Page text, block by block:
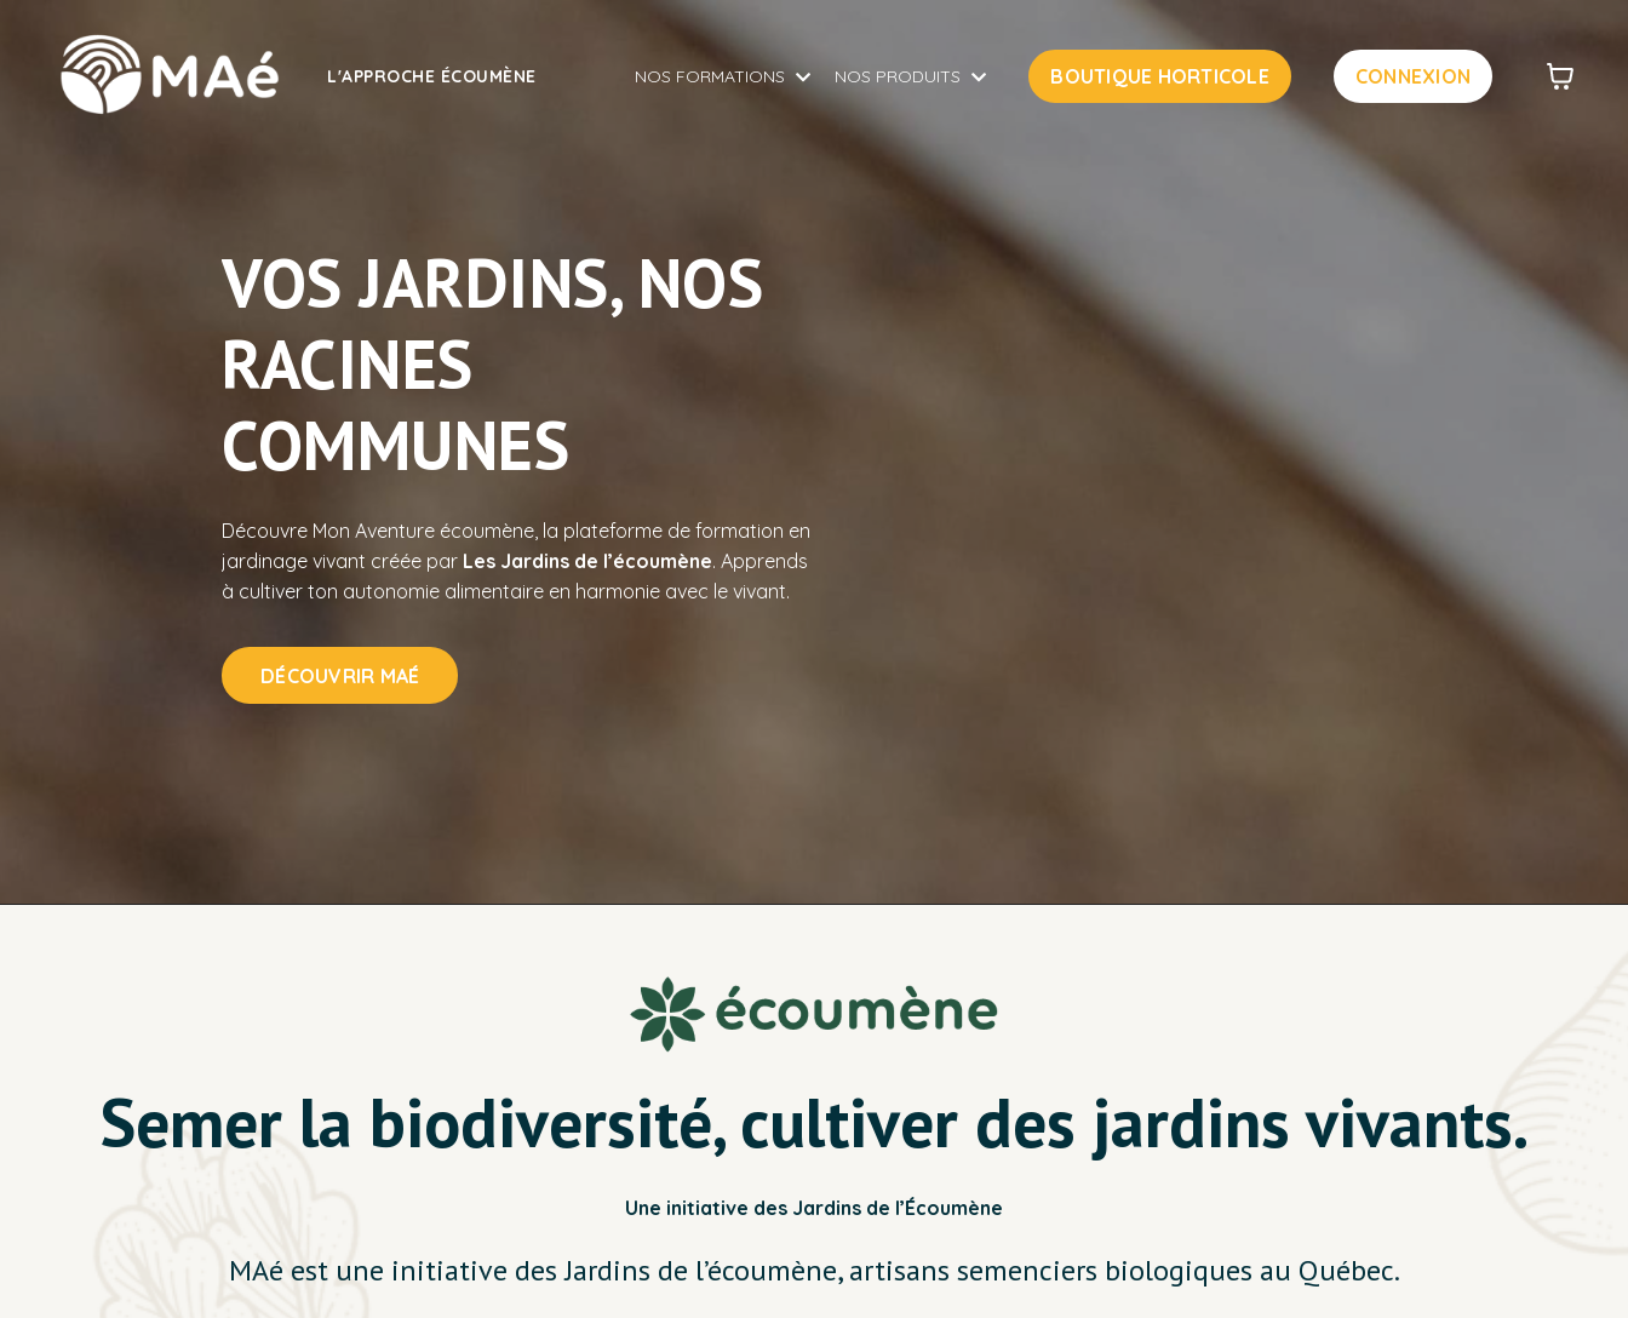
L'APPROCHE ÉCOUMÈNE NOS FORMATIONS NOS PRODUITS BOUTIQUE HORTICOLE CONNEXION
VOS JARDINS, NOS
RACINES
COMMUNES
Découvre Mon Aventure écoumène, la plateforme de formation en
jardinage vivant créée par Les Jardins de l’écoumène. Apprends
à cultiver ton autonomie alimentaire en harmonie avec le vivant.
DÉCOUVRIR MAÉ
Semer la biodiversité, cultiver des jardins vivants.
Une initiative des Jardins de l’Écoumène
MAé est une initiative des Jardins de l’écoumène, artisans semenciers biologiques au Québec.